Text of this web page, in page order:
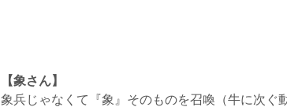
【象さん】
象兵じゃなくて『象』そのものを召喚（牛に次ぐ